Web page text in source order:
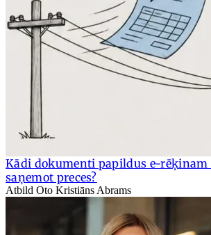
Kādi dokumenti papildus e-rēķinam
saņemot preces?
Atbild Oto Kristiāns Abrams